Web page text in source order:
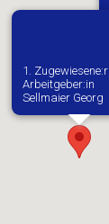
1. Zugewiesene:r
Arbeitgeber:in​
Sellmaier Georg